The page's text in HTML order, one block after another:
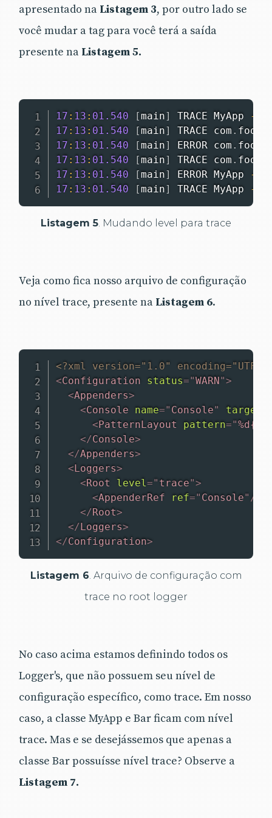
apresentado na Listagem 3, por outro lado se
você mudar a tagparavocê terá a saída
presente na Listagem 5.
17 : 13 : 01.540 [main] TRACE MyApp -
17 : 13 : 01.540 [main] TRACE com . foo
17 : 13 : 01.540 [main] ERROR com . foo
17 : 13 : 01.540 [main] TRACE com . foo
17 : 13 : 01.540 [main] ERROR MyApp -
17 : 13 : 01.540 [main] TRACE MyApp -
Listagem 5. Mudando level para trace
Veja como fica nosso arquivo de configuração
no nível trace, presente na Listagem 6.
<?xml version="1.0" encoding="UTF-
<Configuration status="WARN">
<Appenders>
<Console name=" Console" target
<PatternLayout pattern="
</Console>
</Appenders>
<Loggers>
<Root level=" trace">
<AppenderRef ref=" Console" />
</Root>
</Loggers>
</Configuration>
Listagem 6. Arquivo de configuração com
trace no root logger
No caso acima estamos definindo todos os
Logger's, que não possuem seu nível de
configuração específico, como trace. Em nosso
caso, a classe MyApp e Bar ficam com nível
trace. Mas e se desejássemos que apenas a
classe Bar possuísse nível trace? Observe a
Listagem 7.